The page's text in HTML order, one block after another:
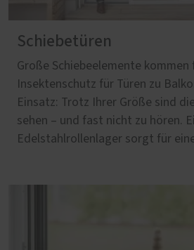
Schiebetüren
Große Schiebeelemente kommen
Insektenschutz für Türen zu
Einsatz: Trotz Ihrer Größe sind
sehen – und fast nicht zu hören.
Edelstahlrollenlager sorgt für